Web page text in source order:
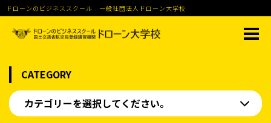
ドローンのビジネススクール 一般社団法人ドローン大学校
CATEGORY
カテゴリーを選択してください。